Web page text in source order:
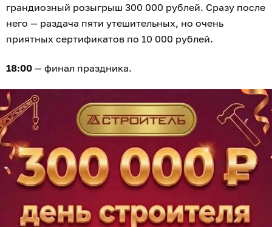
грандиозный розыгрыш 300 000 рублей. Сразу после
него — раздача пяти утешительных, но очень
приятных сертификатов по 10 000 рублей.
18:00 — финал праздника.